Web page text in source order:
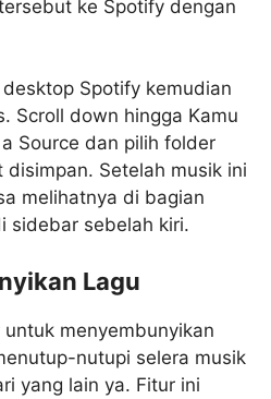
ke Spotify dengan
Spotify kemudian
Scroll down hingga Kamu
Source dan pilih folder
Setelah musik ini
melihatnya di bagian
sidebar sebelah kiri.
Lagu
menyembunyikan
nutupi selera musik
yang lain ya. Fitur ini